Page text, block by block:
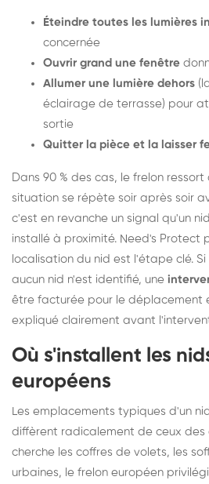
Éteindre toutes les lumières
concernée
Ouvrir grand une fenêtre
Allumer une lumière dehors
éclairage de terrasse) pour
sortie
Quitter la pièce et la laisser
Dans 90 % des cas, le frelon ressort
situation se répète soir après soir
c'est en revanche un signal qu'un
installé à proximité. Need's Protect
localisation du nid est l'étape clé.
aucun nid n'est identifié, une
être facturée pour le déplacement
expliqué clairement avant
Où s'installent les
européens
Les emplacements typiques d'un
diffèrent radicalement de ceux des
cherche les coffres de volets, les
urbaines, le frelon européen